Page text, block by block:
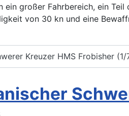
großer Fahrbereich, ein
von 30 kn und eine
Kreuzer HMS Frobisher (1/